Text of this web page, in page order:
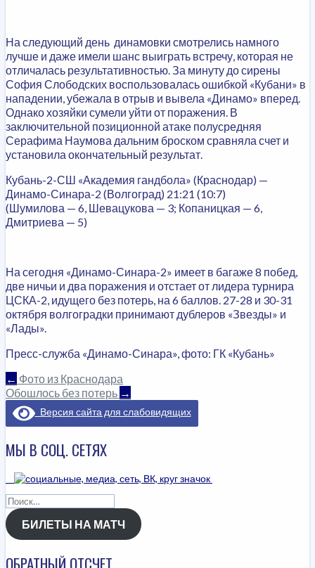
На следующий день динамовки смотрелись намного
лучше и даже имели шанс выиграть встречу, которая не
отличалась результативностью. За минуту до сирены
София Слободских воспользовалась ошибкой «Кубани» в
нападении, убежала в отрыв и вывела «Динамо» вперед.
Однако хозяйки сумели уйти от поражения. В
заключительной позиционной атаке полусредняя
Серафима Наумова дальним броском сравняла счет и
установила окончательный результат.
Кубань-2-СШ «Академия гандбола» (Краснодар) —
Динамо-Синара-2 (Волгоград) 21:21 (10:7)
(Шумилова — 6, Шевацукова — 3; Копаницкая — 6,
Дмитриева — 5)
На сегодня «Динамо-Синара-2» имеет в багаже 8 побед,
две ничьи и два поражения и отстает от лидера турнира
ЦСКА-2, идущего без потерь, на 6 баллов. 27-28 и 30-31
октября волгоградки принимают дублеров «Звезды» и
«Лады».
Пресс-служба «Динамо-Синара», фото: ГК «Кубань»
НАВИГАЦИЯ
ПО
ЗАПИСЯМ
← Фото из Краснодара
Обошлось без потерь →
Версия сайта для слабовидящих
МЫ В СОЦ. СЕТЯХ
Найти:
БИЛЕТЫ НА МАТЧ
ОБРАТНЫЙ ОТСЧЕТ